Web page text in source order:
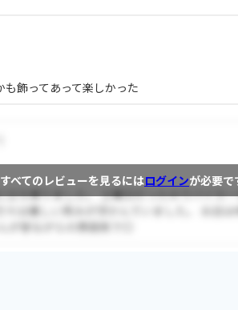
飾ってあって楽しかった
すべてのレビューを見るにはログインが必要で